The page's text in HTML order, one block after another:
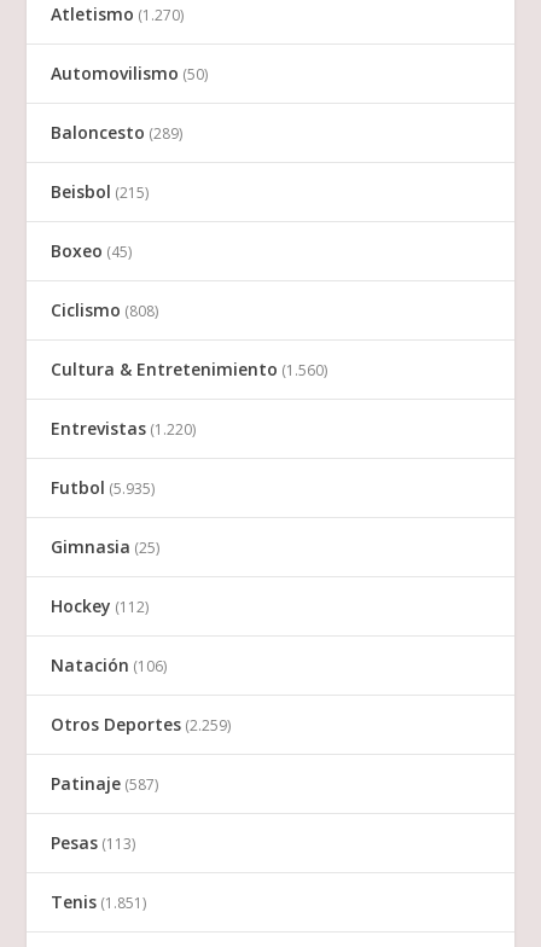
Atletismo (1.270)
Automovilismo (50)
Baloncesto (289)
Beisbol (215)
Boxeo (45)
Ciclismo (808)
Cultura & Entretenimiento (1.560)
Entrevistas (1.220)
Futbol (5.935)
Gimnasia (25)
Hockey (112)
Natación (106)
Otros Deportes (2.259)
Patinaje (587)
Pesas (113)
Tenis (1.851)